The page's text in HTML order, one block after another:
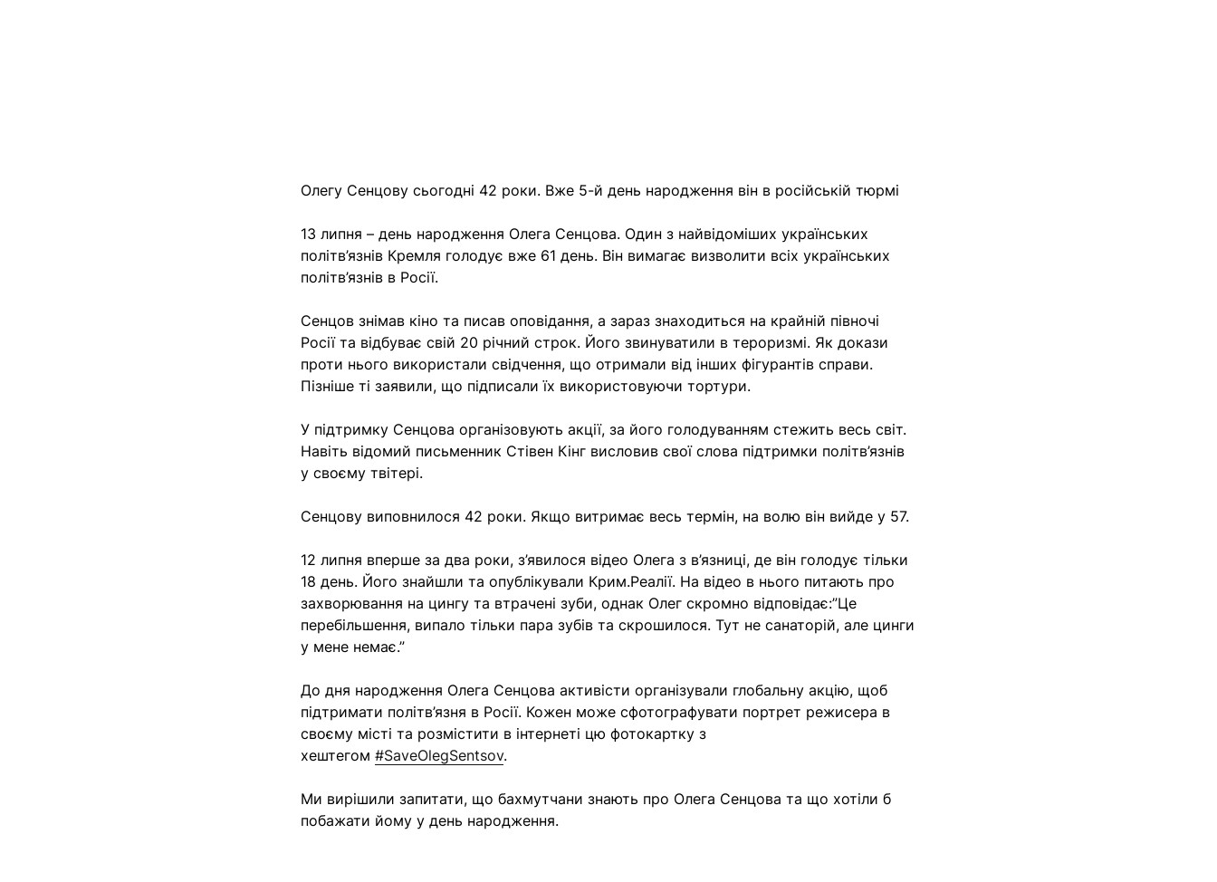
Олегу Сенцову сьогодні 42 роки. Вже 5-й день народження він в російській тюрмі
13 липня – день народження Олега Сенцова. Один з найвідоміших українських
політв’язнів Кремля голодує вже 61 день. Він вимагає визволити всіх українських
політв’язнів в Росії.
Сенцов знімав кіно та писав оповідання, а зараз знаходиться на крайній півночі
Росії та відбуває свій 20 річний строк. Його звинуватили в тероризмі. Як докази
проти нього використали свідчення, що отримали від інших фігурантів справи.
Пізніше ті заявили, що підписали їх використовуючи тортури.
У підтримку Сенцова організовують акції, за його голодуванням стежить весь світ.
Навіть відомий письменник Стівен Кінг висловив свої слова підтримки політв’язнів
у своєму твітері.
Сенцову виповнилося 42 роки. Якщо витримає весь термін, на волю він вийде у 57.
12 липня вперше за два роки, з’явилося відео Олега з в’язниці, де він голодує тільки
18 день. Його знайшли та опублікували Крим.Реалії. На відео в нього питають про
захворювання на цингу та втрачені зуби, однак Олег скромно відповідає:”Це
перебільшення, випало тільки пара зубів та скрошилося. Тут не санаторій, але цинги
у мене немає.”
До дня народження Олега Сенцова активісти організували глобальну акцію, щоб
підтримати політв’язня в Росії. Кожен може сфотографувати портрет режисера в
своєму місті та розмістити в інтернеті цю фотокартку з
хештегом #SaveOlegSentsov.
Ми вирішили запитати, що бахмутчани знають про Олега Сенцова та що хотіли б
побажати йому у день народження.